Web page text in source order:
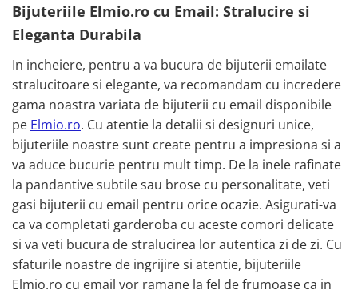
Bijuteriile Elmio.ro cu Email: Stralucire si
Eleganta Durabila
In incheiere, pentru a va bucura de bijuterii emailate
stralucitoare si elegante, va recomandam cu incredere
gama noastra variata de bijuterii cu email disponibile
pe Elmio.ro. Cu atentie la detalii si designuri unice,
bijuteriile noastre sunt create pentru a impresiona si a
va aduce bucurie pentru mult timp. De la inele rafinate
la pandantive subtile sau brose cu personalitate, veti
gasi bijuterii cu email pentru orice ocazie. Asigurati-va
ca va completati garderoba cu aceste comori delicate
si va veti bucura de stralucirea lor autentica zi de zi. Cu
sfaturile noastre de ingrijire si atentie, bijuteriile
Elmio.ro cu email vor ramane la fel de frumoase ca in